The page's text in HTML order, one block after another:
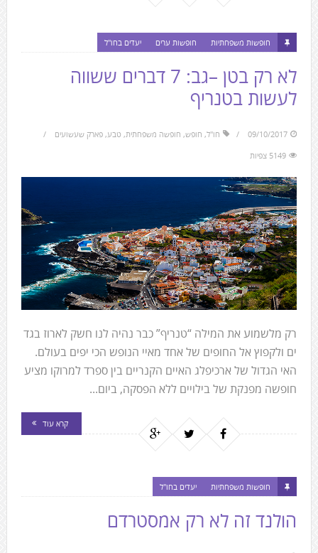
חופשות משפחתיות חופשות ערים יעדים בחו"ל
לא רק בטן –גב: 7 דברים ששווה
לעשות בטנריף
09/10/2017 חו"ל, חופש, חופשה משפחתית, טבע, פארק שעשועים
5149 צפיות
רק מלשמוע את המילה “טנריף” כבר נהיה לנו חשק לארוז בגד
ים ולקפוץ אל החופים של אחד מאיי הנופש הכי יפים בעולם.
האי הגדול של ארכיפלג האיים הקנריים בין ספרד למרוקו מציע
חופשה מפנקת של בילויים ללא הפסקה, ביום...
קרא עוד
חופשות משפחתיות יעדים בחו"ל
הולנד זה לא רק אמסטרדם